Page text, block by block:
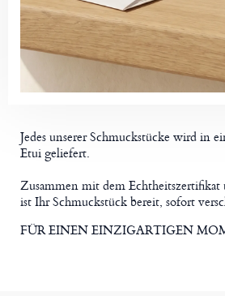
Jedes unserer Schmuckstücke wird in
Etui geliefert.
Zusammen mit dem
ist Ihr Schmuckstück bereit, sofort
FÜR EINEN EINZIGARTIGEN